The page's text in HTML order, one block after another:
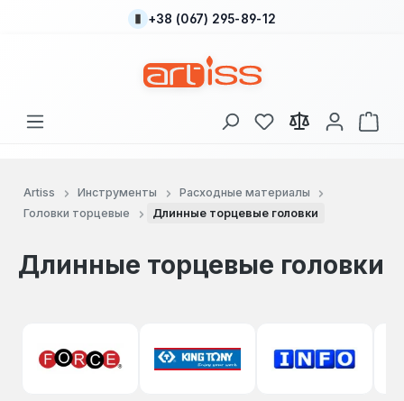
Перейти к основному содержанию
+38 (067) 295-89-12
У вас есть товары
В
Artiss Инструменты
Расходные материалы
Головки торцевые
Длинные торцевые головки
Длинные торцевые головки